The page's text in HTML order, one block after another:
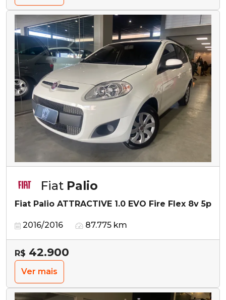
Fiat Palio
Fiat Palio ATTRACTIVE 1.0 EVO Fire Flex 8v 5p
2016/2016 87.775 km
R$ 42.900
Ver mais